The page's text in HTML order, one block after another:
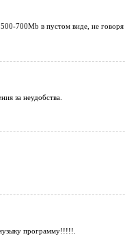
700Mb в пустом виде, не говоря
за неудобства.
программу!!!!!.